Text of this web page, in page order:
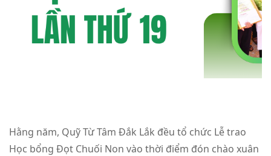
Hằng năm, Quỹ Từ Tâm Đắk Lắk đều tổ chức Lễ trao
Học bổng Đọt Chuối Non vào thời điểm đón chào xuân